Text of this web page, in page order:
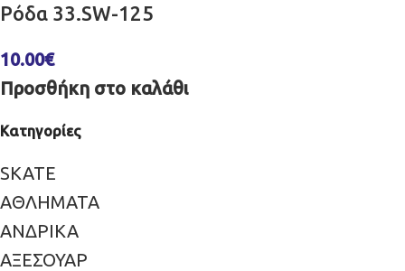
Κατηγορίες
SKATE
ΑΘΛΗΜΑΤΑ
ΑΝΔΡΙΚΑ
ΑΞΕΣΟΥΑΡ
Ρόδα 33.SW-125
10.00€
Προσθήκη στο καλάθι